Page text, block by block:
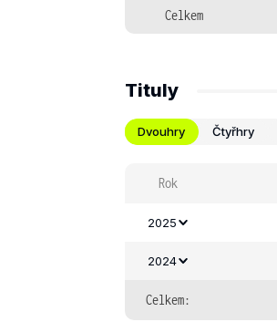
Celkem
Tituly
Dvouhry Čtyřhry
Rok
2025
2024
Celkem: